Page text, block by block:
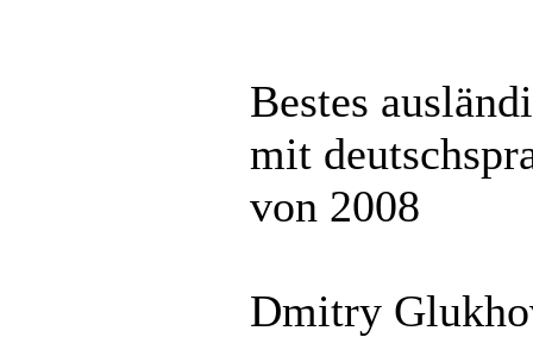
Bestes
mit
von 2008
Dmitry